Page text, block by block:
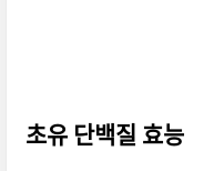
초유 단백질 효능